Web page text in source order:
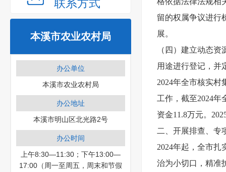
联系方式
本溪市农业农村局
办公单位
本溪市农业农村局
办公地址
本溪市明山区北光路2号
办公时间
上午8:30—11:30；下午13:00—
17:00（周一至周五，周末和节假
留的权属争议进行
展。
（四）建立动态
用途进行登记，并
2024年全市核实村
工作，截至2024年
资金11.8万元。
二、开展排查、专
2024年起，全市扎
治为小切口，精准